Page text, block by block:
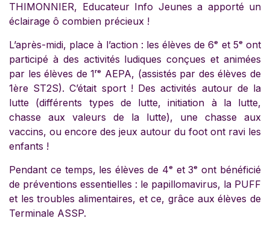
THIMONNIER, Educateur Info Jeunes a apporté un
éclairage ô combien précieux !
L’après-midi, place à l’action : les élèves de 6ᵉ et 5ᵉ ont
participé à des activités ludiques conçues et animées
par les élèves de 1ʳᵉ AEPA, (assistés par des élèves de
1ère ST2S). C’était sport ! Des activités autour de la
lutte (différents types de lutte, initiation à la lutte,
chasse aux valeurs de la lutte), une chasse aux
vaccins, ou encore des jeux autour du foot ont ravi les
enfants !
Pendant ce temps, les élèves de 4ᵉ et 3ᵉ ont bénéficié
de préventions essentielles : le papillomavirus, la PUFF
et les troubles alimentaires, et ce, grâce aux élèves de
Terminale ASSP.